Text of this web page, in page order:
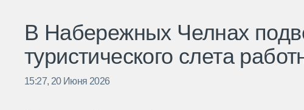
В Набережных Челнах
туристического слета
15:27, 20 Июня 2026